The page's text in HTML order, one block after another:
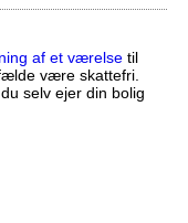
af et værelsetil
være skattefri.
selv ejer din bolig